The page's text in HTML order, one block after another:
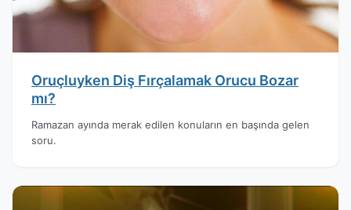
Oruçluyken Diş Fırçalamak Orucu Bozar
mı?
Ramazan ayında merak edilen konuların en başında gelen
soru.